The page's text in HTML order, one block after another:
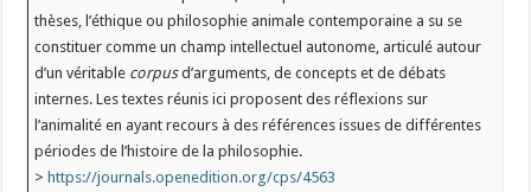
thèses, l’éthique ou philosophie animale contemporaine a su se
constituer comme un champ intellectuel autonome, articulé autour
d’un véritable corpusd’arguments, de concepts et de débats
internes. Les textes réunis ici proposent des réflexions sur
l’animalité en ayant recours à des références issues de différentes
périodes de l’histoire de la philosophie.
> https://journals.openedition.org/cps/4563